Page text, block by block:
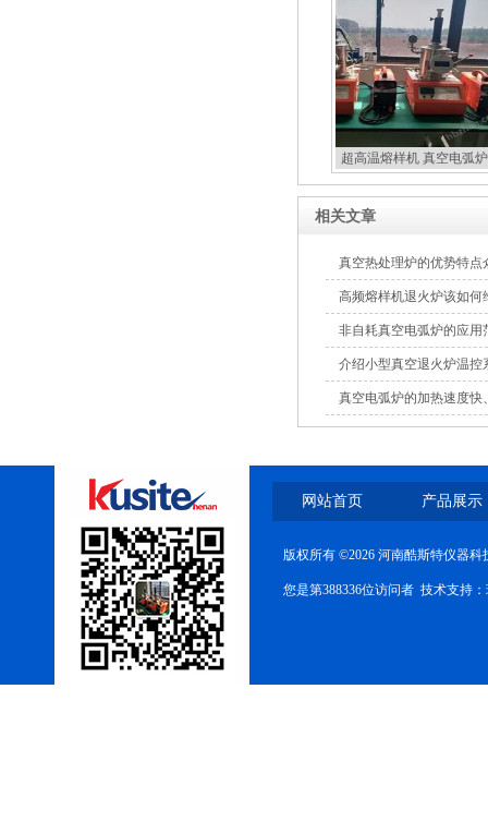
超高温熔样机 真空电弧
相关文章
真空热处理炉的优势特点
高频熔样机退火炉该如何
非自耗真空电弧炉的应用
介绍小型真空退火炉温控
真空电弧炉的加热速度快
网站首页 产品展示
版权所有 ©2026 河南酷斯特仪器
您是第388336位访问者 技术支持：